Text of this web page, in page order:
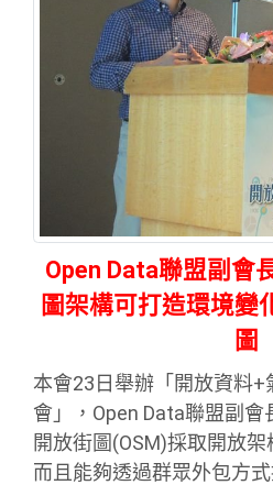
Open Data聯盟副會
圖架構可打造環境變
圖
本會23日舉辦「開放資料
會」，Open Data聯盟副
開放街圖(OSM)採取開放架
而且能夠透過群眾外包方